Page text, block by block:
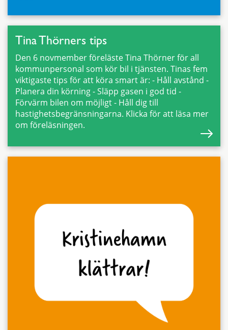
Tina Thörners tips
Den 6 novmember föreläste Tina Thörner för all
kommunpersonal som kör bil i tjänsten. Tinas fem
viktigaste tips för att köra smart är: - Håll avstånd -
Planera din körning - Släpp gasen i god tid -
Förvärm bilen om möjligt - Håll dig till
hastighetsbegränsningarna. Klicka för att läsa mer
om föreläsningen.